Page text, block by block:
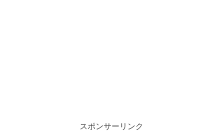
スポンサーリンク